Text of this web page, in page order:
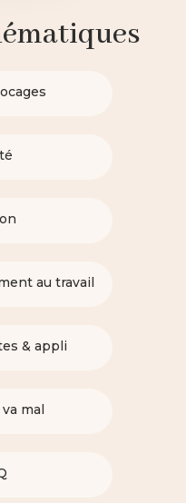
au travail
& appli
mal